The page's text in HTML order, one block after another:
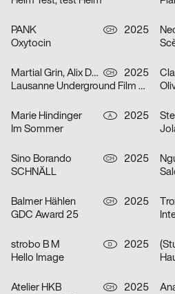
PANK CH
2025
Oxytocin
Martial Grin, Alix Debraine CH
2025
Lausanne Underground Film & Music Festival 2025
Marie Hindinger A
2025
Im Sommer
Sino Borando CH
2025
SCHNÄLL
Balmer Hählen CH
2025
GDC Award 25
strobo B M D
2025
Hello Image
Atelier HKB CH
2025